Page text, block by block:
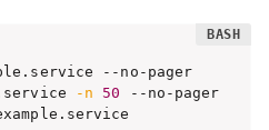
--no-pager
-n 50 --no-pager